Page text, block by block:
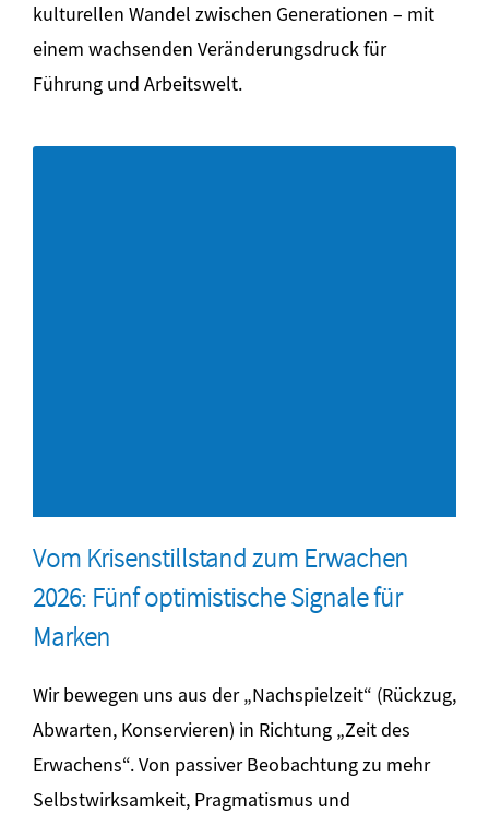
kulturellen Wandel zwischen Generationen – mit
einem wachsenden Veränderungsdruck für
Führung und Arbeitswelt.
Vom Krisenstillstand zum Erwachen
2026: Fünf optimistische Signale für
Marken
Wir bewegen uns aus der „Nachspielzeit“ (Rückzug,
Abwarten, Konservieren) in Richtung „Zeit des
Erwachens“. Von passiver Beobachtung zu mehr
Selbstwirksamkeit, Pragmatismus und